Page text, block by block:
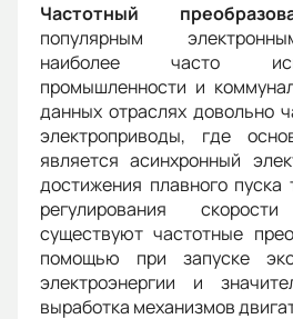
Частотный
популярным
наиболее часто
промышленности и
данных отраслях довольно
электроприводы, где
является асинхронный
достижения плавного пуска
регулирования
существуют частотные
помощью при запуске
электроэнергии и
выработка механизмов